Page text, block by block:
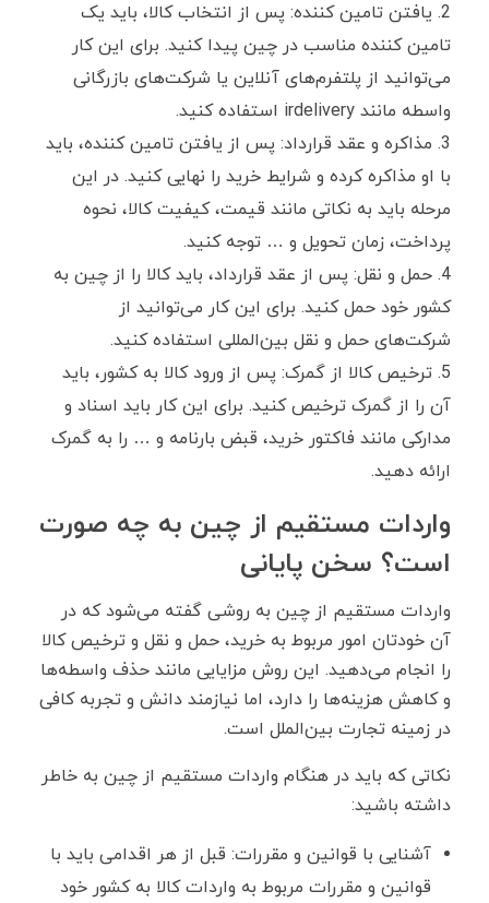
یافتن تامین کننده: پس از انتخاب کالا، باید یک
تامین کننده مناسب در چین پیدا کنید. برای این کار
می‌توانید از پلتفرم‌های آنلاین یا شرکت‌های بازرگانی
واسطه مانند irdelivery استفاده کنید.
مذاکره و عقد قرارداد: پس از یافتن تامین کننده، باید
با او مذاکره کرده و شرایط خرید را نهایی کنید. در این
مرحله باید به نکاتی مانند قیمت، کیفیت کالا، نحوه
پرداخت، زمان تحویل و … توجه کنید.
حمل و نقل: پس از عقد قرارداد، باید کالا را از چین به
کشور خود حمل کنید. برای این کار می‌توانید از
شرکت‌های حمل و نقل بین‌المللی استفاده کنید.
ترخیص کالا از گمرک: پس از ورود کالا به کشور، باید
آن را از گمرک ترخیص کنید. برای این کار باید اسناد و
مدارکی مانند فاکتور خرید، قبض بارنامه و … را به گمرک
ارائه دهید.
واردات مستقیم از چین به چه صورت
است؟ سخن پایانی
واردات مستقیم از چین به روشی گفته می‌شود که در
آن خودتان امور مربوط به خرید، حمل و نقل و ترخیص کالا
را انجام می‌دهید. این روش مزایایی مانند حذف واسطه‌ها
و کاهش هزینه‌ها را دارد، اما نیازمند دانش و تجربه کافی
در زمینه تجارت بین‌الملل است.
نکاتی که باید در هنگام واردات مستقیم از چین به خاطر
داشته باشید:
آشنایی با قوانین و مقررات: قبل از هر اقدامی باید با
قوانین و مقررات مربوط به واردات کالا به کشور خود